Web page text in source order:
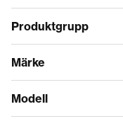
Produktgrupp
Märke
Modell